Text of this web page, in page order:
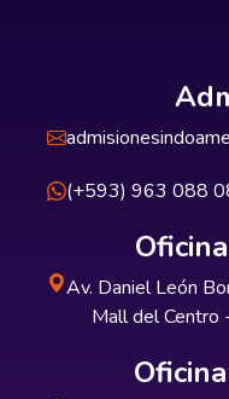
(+593) 963 088
Av. Daniel León
Mall del Centro